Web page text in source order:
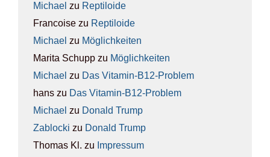
Michael zu Rep­ti­lo­ide
Francoise zu Rep­ti­lo­ide
Michael zu Mög­lich­kei­ten
Marita Schupp zu Mög­lich­kei­ten
Michael zu Das Vit­amin-B12-Pro­blem
hans zu Das Vit­amin-B12-Pro­blem
Michael zu Donald Trump
Zablocki zu Donald Trump
Thomas Kl. zu Impres­sum